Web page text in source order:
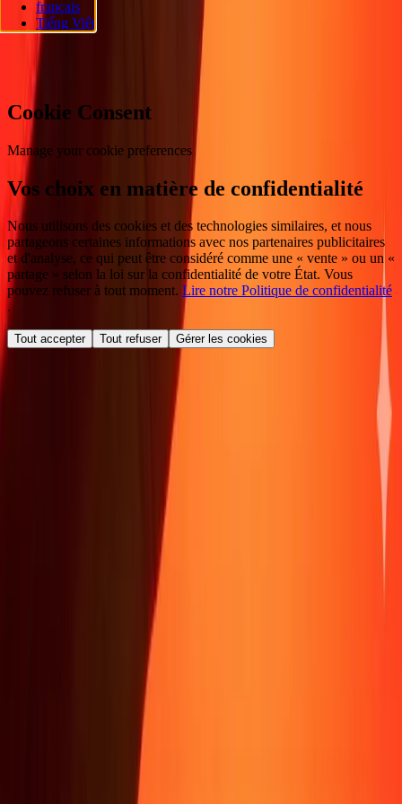
réservés.
Préférences en matière de cookies
français
Tiếng Việt
Cookie Consent
Manage your cookie preferences
Vos choix en matière de confidentialité
Nous utilisons des cookies et des technologies similaires, et nous
partageons certaines informations avec nos partenaires publicitaires
et d'analyse, ce qui peut être considéré comme une « vente » ou un «
partage » selon la loi sur la confidentialité de votre État. Vous
pouvez refuser à tout moment. Lire notre Politique de confidentialité
.
Tout accepter Tout refuser Gérer les cookies